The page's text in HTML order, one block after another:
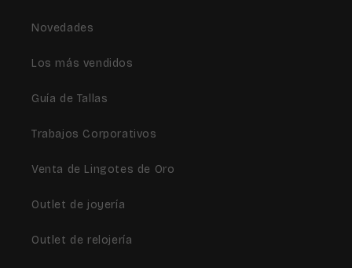
Novedades
Los más vendidos
Guía de Tallas
Trabajos Corporativos
Venta de Lingotes de Oro
Outlet de joyería
Outlet de relojería